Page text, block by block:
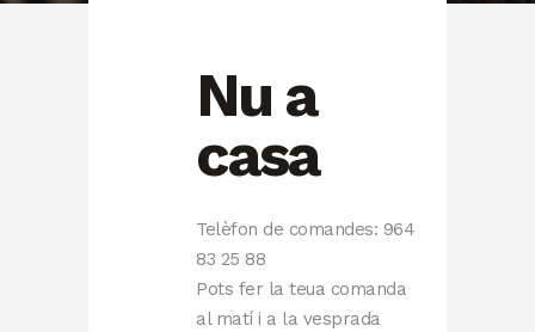
Nu a
casa
Telèfon de comandes: 964
83 25 88
Pots fer la teua comanda
al matí i a la vesprada